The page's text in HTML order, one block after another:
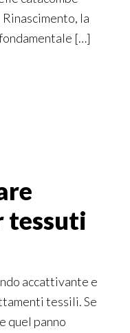
la
[…]
tessuti
accattivante e
tessili. Se
quel panno